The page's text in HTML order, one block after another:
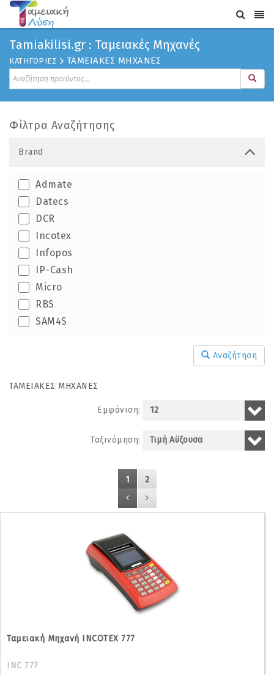
Τamiakilisi.gr : Ταμειακές Μηχανές
ΚΑΤΗΓΟΡΙΕΣ ΤΑΜΕΙΑΚΕΣ ΜΗΧΑΝΕΣ
Φίλτρα Αναζήτησης
Brand
Admate
Datecs
DCR
Incotex
Infopos
IP-Cash
Micro
RBS
SAM4S
Αναζήτηση
ΤΑΜΕΙΑΚΕΣ ΜΗΧΑΝΕΣ
Εμφάνιση:
Ταξινόμηση:
1 2
Ταμειακή Μηχανή INCOTEX 777
INC 777